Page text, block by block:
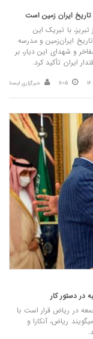
ایران‌ زمین است
با تبریک این
ایران‌زمین و مدرسه
و شهدای این دیار، بر
ایران تأکید کرد.
11:05 خبرگزاری ایسنا
در دستور کار
در ریاض قرار است با
ریاض، آنکارا و